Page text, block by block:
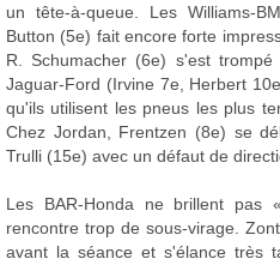
un tête-à-queue. Les Williams-
Button (5e) fait encore forte
R. Schumacher (6e) s'est
Jaguar-Ford (Irvine 7e, Herbert
qu'ils utilisent les pneus les plus
Chez Jordan, Frentzen (8e) se
Trulli (15e) avec un défaut de
Les BAR-Honda ne brillent pas
rencontre trop de sous-virage.
avant la séance et s'élance très